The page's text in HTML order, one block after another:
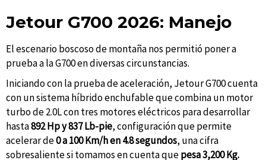
Jetour G700 2026: Manejo
El escenario boscoso de montaña nos permitió poner a
prueba a la G700 en diversas circunstancias.
Iniciando con la prueba de aceleración, Jetour G700 cuenta
con un sistema híbrido enchufable que combina un motor
turbo de 2.0L con tres motores eléctricos para desarrollar
hasta892 Hp y 837 Lb-pie, configuración que permite
acelerar de0 a 100 Km/h en 4.8 segundos, una cifra
sobresaliente si tomamos en cuenta quepesa 3,200 Kg.